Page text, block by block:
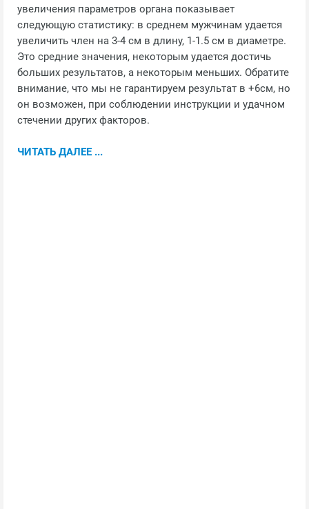
увеличения параметров органа показывает
следующую статистику: в среднем мужчинам удается
увеличить член на 3-4 см в длину, 1-1.5 см в диаметре.
Это средние значения, некоторым удается достичь
больших результатов, а некоторым меньших. Обратите
внимание, что мы не гарантируем результат в +6см, но
он возможен, при соблюдении инструкции и удачном
стечении других факторов.
ЧИТАТЬ ДАЛЕЕ ...